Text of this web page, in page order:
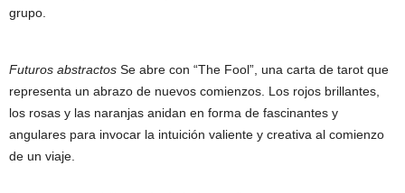
grupo.
Futuros abstractos Se abre con “The Fool”, una carta de tarot que
representa un abrazo de nuevos comienzos. Los rojos brillantes,
los rosas y las naranjas anidan en forma de fascinantes y
angulares para invocar la intuición valiente y creativa al comienzo
de un viaje.